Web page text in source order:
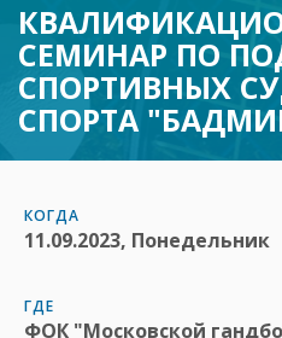
СЕМИНАР ПО
СПОРТИВНЫХ
СПОРТА
КОГДА
11.09.2023, Понедельник
ГДЕ
ФОК "Московской